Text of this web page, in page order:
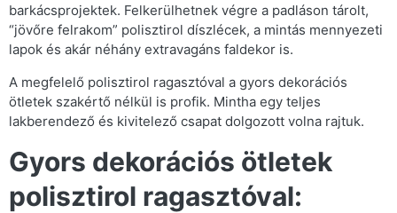
barkácsprojektek. Felkerülhetnek végre a padláson tárolt,
“jövőre felrakom” polisztirol díszlécek, a mintás mennyezeti
lapok és akár néhány extravagáns faldekor is.
A megfelelő polisztirol ragasztóval a gyors dekorációs
ötletek szakértő nélkül is profik. Mintha egy teljes
lakberendező és kivitelező csapat dolgozott volna rajtuk.
Gyors dekorációs ötletek
polisztirol ragasztóval: